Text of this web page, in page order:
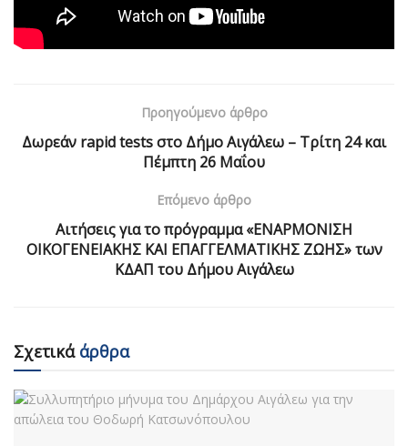
Προηγούμενο άρθρο
Δωρεάν rapid tests στο Δήμο Αιγάλεω – Τρίτη 24 και
Πέμπτη 26 Μαΐου
Επόμενο άρθρο
Αιτήσεις για το πρόγραμμα «ΕΝΑΡΜΟΝΙΣΗ
ΟΙΚΟΓΕΝΕΙΑΚΗΣ ΚΑΙ ΕΠΑΓΓΕΛΜΑΤΙΚΗΣ ΖΩΗΣ» των
ΚΔΑΠ του Δήμου Αιγάλεω
Σχετικάάρθρα